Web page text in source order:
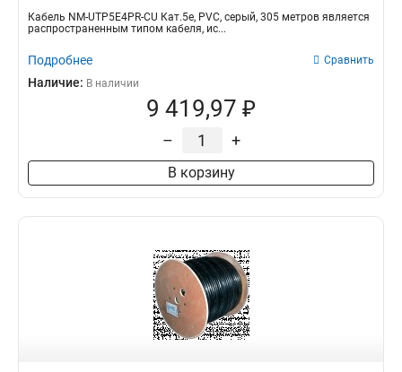
Кабель NM-UTP5E4PR-CU Кат.5e, PVC, серый, 305 метров является
распространенным типом кабеля, ис...
Подробнее Сравнить
Наличие: В наличии
9 419,97 ₽
– +
В корзину